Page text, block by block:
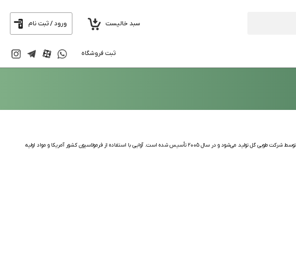
ورود / ثبت نام سبد خالیست
ثبت فروشگاه
برند آوایی (Awaii) یک برند ایرانی تولید کننده محصولات آرایشی و بهداشتی است، به ویژه در زمینه محصولات مراقبت از مو و ناخن. این برند توسط شرکت طوبی گل تولید می‌شود و در سال ۲۰۰۵ تأسیس شده است. آوایی با استفاده از فرمولاسیون کشور آمریکا و مواد اولیه